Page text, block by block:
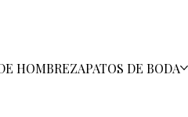
HOMBREZAPATOS DE BODA